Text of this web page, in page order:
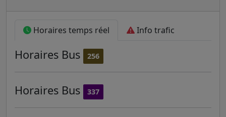
Horaires temps réel Info trafic
Horaires Bus 256
Horaires Bus 337